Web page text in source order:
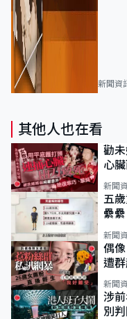
新聞資
其他人也在看
勸
心
新聞
五
纍
類
新聞
偶
遭
新聞
涉
別